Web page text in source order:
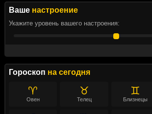
Ваше настроение
Укажите уровень вашего настроения:
Гороскоп на сегодня
♈
Овен
♉
Телец
♊
Близнецы